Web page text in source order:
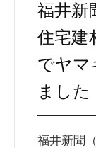
福井新
住宅建
でヤマ
ました
福井新聞